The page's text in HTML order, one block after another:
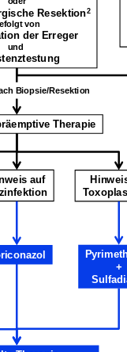
neurochirurgische Resektion2
gefolgt von
Identifikation der Erreger
und
Resistenztestung
Hinweis auf
Pilzinfektion
+
empirische/präemptiveTherapie
unmittelbar nach Biopsie/Resektion